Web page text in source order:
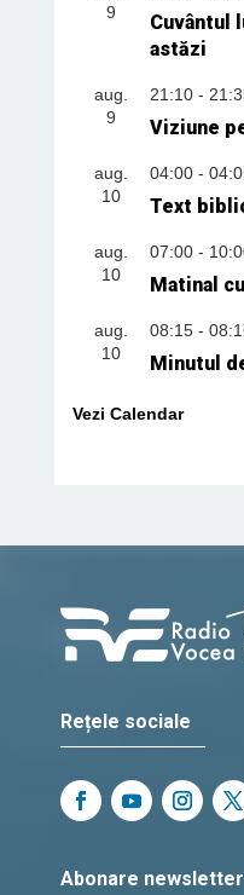
9
Cuvântul
astăzi
aug.
9
21:10-
Viziune
aug.
10
04:00-
Text
aug.
10
07:00-
Matinal
aug.
10
08:15-
Minutul
Vezi Calendar
Rețele sociale
Abonare newsletter